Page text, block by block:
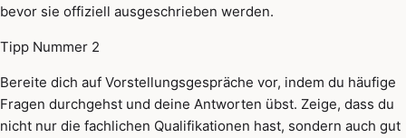
bevor sie offiziell ausgeschrieben werden.
Tipp Nummer 2
Bereite dich auf Vorstellungsgespräche vor, indem du häufige
Fragen durchgehst und deine Antworten übst. Zeige, dass du
nicht nur die fachlichen Qualifikationen hast, sondern auch gut